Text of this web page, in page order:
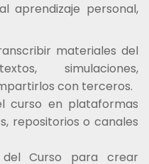
aprendizaje personal,
materiales del
simulaciones,
con terceros.
curso en plataformas
repositorios o canales
Curso para crear